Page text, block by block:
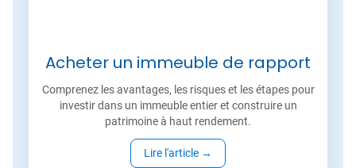
Acheter un immeuble de rapport
Comprenez les avantages, les risques et les étapes pour
investir dans un immeuble entier et construire un
patrimoine à haut rendement.
Lire l'article →